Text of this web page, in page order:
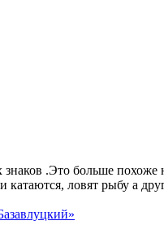
.Это больше похоже
ловят рыбу а